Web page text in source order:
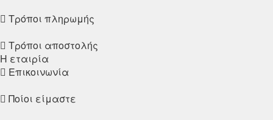
Τρόποι πληρωμής
Τρόποι αποστολής
Η εταιρία
Επικοινωνία
Ποίοι είμαστε